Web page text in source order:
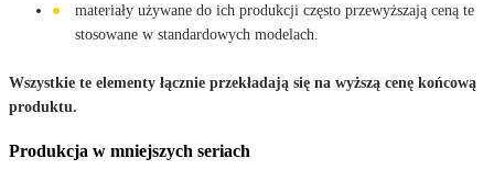
materiały używane do ich produkcji często przewyższają ceną te
stosowane w standardowych modelach.
Wszystkie te elementy łącznie przekładają się na wyższą cenę końcową
produktu.
Produkcja w mniejszych seriach